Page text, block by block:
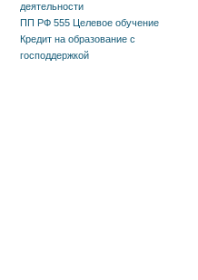
деятельности
ПП РФ 555 Целевое обучение
Кредит на образование с
господдержкой